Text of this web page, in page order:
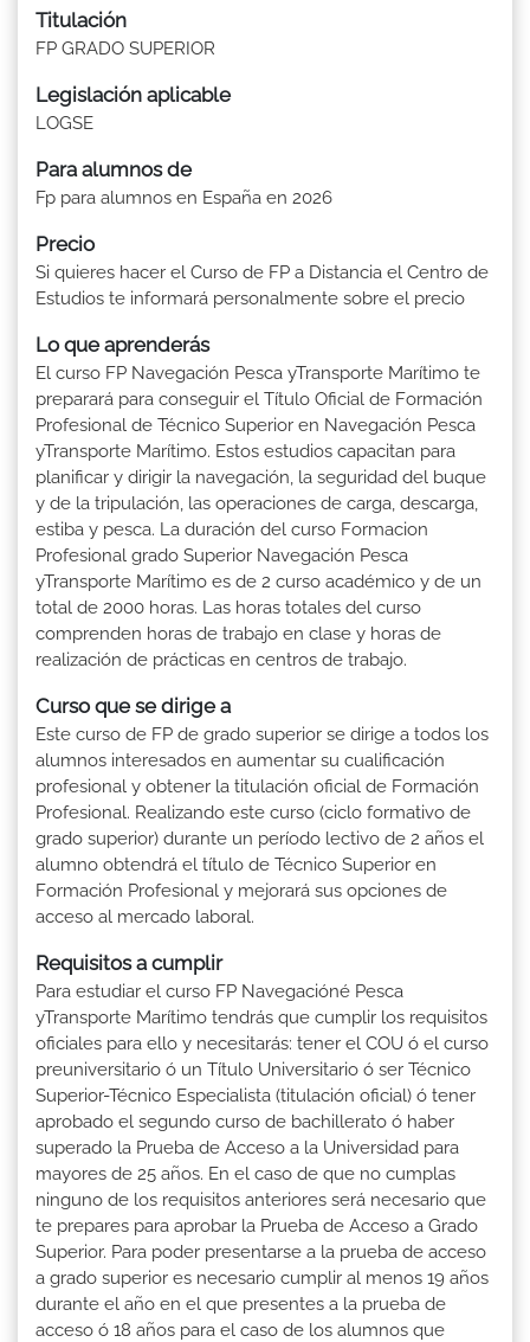
Titulación
FP GRADO SUPERIOR
Legislación aplicable
LOGSE
Para alumnos de
Fp para alumnos en España en 2026
Precio
Si quieres hacer el Curso de FP a Distancia el Centro de
Estudios te informará personalmente sobre el precio
Lo que aprenderás
El curso FP Navegación Pesca yTransporte Marítimo te
preparará para conseguir el Título Oficial de Formación
Profesional de Técnico Superior en Navegación Pesca
yTransporte Marítimo. Estos estudios capacitan para
planificar y dirigir la navegación, la seguridad del buque
y de la tripulación, las operaciones de carga, descarga,
estiba y pesca. La duración del curso Formacion
Profesional grado Superior Navegación Pesca
yTransporte Marítimo es de 2 curso académico y de un
total de 2000 horas. Las horas totales del curso
comprenden horas de trabajo en clase y horas de
realización de prácticas en centros de trabajo.
Curso que se dirige a
Este curso de FP de grado superior se dirige a todos los
alumnos interesados en aumentar su cualificación
profesional y obtener la titulación oficial de Formación
Profesional. Realizando este curso (ciclo formativo de
grado superior) durante un período lectivo de 2 años el
alumno obtendrá el título de Técnico Superior en
Formación Profesional y mejorará sus opciones de
acceso al mercado laboral.
Requisitos a cumplir
Para estudiar el curso FP Navegacióné Pesca
yTransporte Marítimo tendrás que cumplir los requisitos
oficiales para ello y necesitarás: tener el COU ó el curso
preuniversitario ó un Título Universitario ó ser Técnico
Superior-Técnico Especialista (titulación oficial) ó tener
aprobado el segundo curso de bachillerato ó haber
superado la Prueba de Acceso a la Universidad para
mayores de 25 años. En el caso de que no cumplas
ninguno de los requisitos anteriores será necesario que
te prepares para aprobar la Prueba de Acceso a Grado
Superior. Para poder presentarse a la prueba de acceso
a grado superior es necesario cumplir al menos 19 años
durante el año en el que presentes a la prueba de
acceso ó 18 años para el caso de los alumnos que